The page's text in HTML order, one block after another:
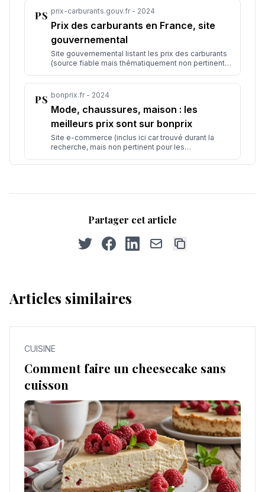
prix-carburants.gouv.fr - 2024
Prix des carburants en France, site
gouvernemental
Site gouvernemental listant les prix des carburants
(source fiable mais thématiquement non pertinente
bonprix.fr - 2024
Mode, chaussures, maison : les
meilleurs prix sont sur bonprix
Site e-commerce (inclus ici car trouvé durant la
recherche, mais non pertinent pour les
Partager cet article
Articles similaires
CUISINE
Comment faire un cheesecake sans
cuisson